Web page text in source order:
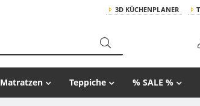
3D KÜCHENPLANER
Matratzen Teppiche % SALE %